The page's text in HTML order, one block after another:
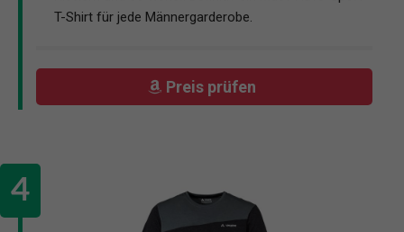
T-Shirt für jede Männergarderobe.
Preis prüfen